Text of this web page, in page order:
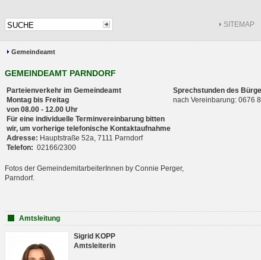
SITEMAP
Gemeindeamt
GEMEINDEAMT PARNDORF
Parteienverkehr im Gemeindeamt
Montag bis Freitag
von 08.00 - 12.00 Uhr
Für eine individuelle Terminvereinbarung bitten
wir, um vorherige telefonische Kontaktaufnahme
Adresse: Hauptstraße 52a, 7111 Parndorf
Telefon: 02166/2300
Sprechstunden des
nach Vereinbarung: 0676
Fotos der GemeindemitarbeiterInnen by Connie Perger,
Parndorf.
Amtsleitung
Sigrid KOPP
Amtsleiterin